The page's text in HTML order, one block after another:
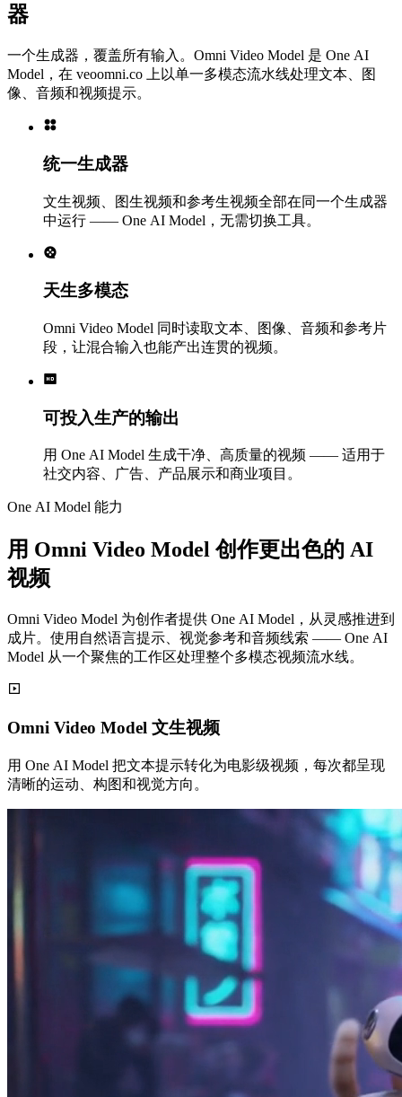
器
一个生成器，覆盖所有输入。Omni Video Model 是 One AI
Model，在 veoomni.co 上以单一多模态流水线处理文本、图
像、音频和视频提示。
统一生成器
文生视频、图生视频和参考生视频全部在同一个生成器
中运行 —— One AI Model，无需切换工具。
天生多模态
Omni Video Model 同时读取文本、图像、音频和参考片
段，让混合输入也能产出连贯的视频。
可投入生产的输出
用 One AI Model 生成干净、高质量的视频 —— 适用于
社交内容、广告、产品展示和商业项目。
One AI Model 能力
用 Omni Video Model 创作更出色的 AI
视频
Omni Video Model 为创作者提供 One AI Model，从灵感推进到
成片。使用自然语言提示、视觉参考和音频线索 —— One AI
Model 从一个聚焦的工作区处理整个多模态视频流水线。
Omni Video Model 文生视频
用 One AI Model 把文本提示转化为电影级视频，每次都呈现
清晰的运动、构图和视觉方向。